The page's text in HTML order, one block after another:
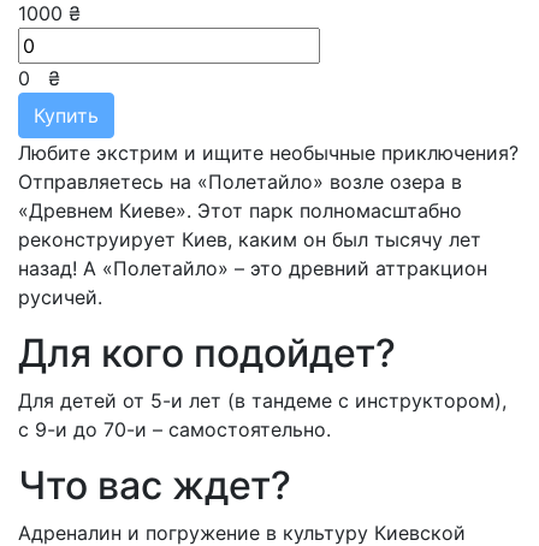
1000 ₴
0
₴
Купить
Любите экстрим и ищите необычные приключения?
Отправляетесь на «Полетайло» возле озера в
«Древнем Киеве». Этот парк полномасштабно
реконструирует Киев, каким он был тысячу лет
назад! А «Полетайло» – это древний аттракцион
русичей.
Для кого подойдет?
Для детей от 5-и лет (в тандеме с инструктором),
с 9-и до 70-и – самостоятельно.
Что вас ждет?
Адреналин и погружение в культуру Киевской